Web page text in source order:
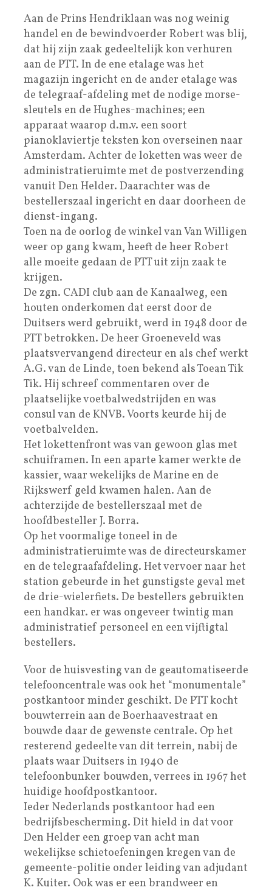
Aan de Prins Hendriklaan was nog weinig
handel en de bewindvoerder Robert was blij,
dat hij zijn zaak gedeeltelijk kon verhuren
aan de PTT. In de ene etalage was het
magazijn ingericht en de ander etalage was
de telegraaf-afdeling met de nodige morse-
sleutels en de Hughes-machines; een
apparaat waarop d.m.v. een soort
pianoklaviertje teksten kon overseinen naar
Amsterdam. Achter de loketten was weer de
administratieruimte met de postverzending
vanuit Den Helder. Daarachter was de
bestellerszaal ingericht en daar doorheen de
dienst-ingang.
Toen na de oorlog de winkel van Van Willigen
weer op gang kwam, heeft de heer Robert
alle moeite gedaan de PTT uit zijn zaak te
krijgen.
De zgn. CADI club aan de Kanaalweg, een
houten onderkomen dat eerst door de
Duitsers werd gebruikt, werd in 1948 door de
PTT betrokken. De heer Groeneveld was
plaatsvervangend directeur en als chef werkt
A.G. van de Linde, toen bekend als Toean Tik
Tik. Hij schreef commentaren over de
plaatselijke voetbalwedstrijden en was
consul van de KNVB. Voorts keurde hij de
voetbalvelden.
Het lokettenfront was van gewoon glas met
schuiframen. In een aparte kamer werkte de
kassier, waar wekelijks de Marine en de
Rijkswerf geld kwamen halen. Aan de
achterzijde de bestellerszaal met de
hoofdbesteller J. Borra.
Op het voormalige toneel in de
administratieruimte was de directeurskamer
en de telegraafafdeling. Het vervoer naar het
station gebeurde in het gunstigste geval met
de drie-wielerfiets. De bestellers gebruikten
een handkar. er was ongeveer twintig man
administratief personeel en een vijftigtal
bestellers.
Voor de huisvesting van de geautomatiseerde
telefooncentrale was ook het “monumentale”
postkantoor minder geschikt. De PTT kocht
bouwterrein aan de Boerhaavestraat en
bouwde daar de gewenste centrale. Op het
resterend gedeelte van dit terrein, nabij de
plaats waar Duitsers in 1940 de
telefoonbunker bouwden, verrees in 1967 het
huidige hoofdpostkantoor.
Ieder Nederlands postkantoor had een
bedrijfsbescherming. Dit hield in dat voor
Den Helder een groep van acht man
wekelijkse schietoefeningen kregen van de
gemeente-politie onder leiding van adjudant
K. Kuiter. Ook was er een brandweer en